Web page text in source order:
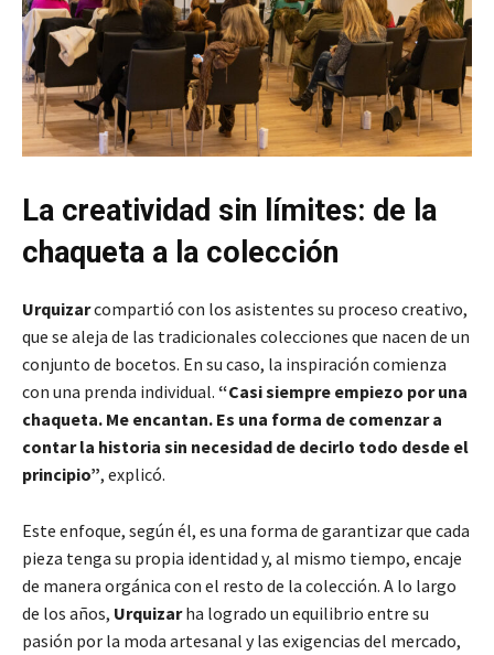
La creatividad sin límites: de la
chaqueta a la colección
Urquizarcompartió con los asistentes su proceso creativo,
que se aleja de las tradicionales colecciones que nacen de un
conjunto de bocetos. En su caso, la inspiración comienza
con una prenda individual. “Casi siempre empiezo por una
chaqueta. Me encantan. Es una forma de comenzar a
contar la historia sin necesidad de decirlo todo desde el
principio”, explicó.
Este enfoque, según él, es una forma de garantizar que cada
pieza tenga su propia identidad y, al mismo tiempo, encaje
de manera orgánica con el resto de la colección. A lo largo
de los años, Urquizarha logrado un equilibrio entre su
pasión por la moda artesanal y las exigencias del mercado,